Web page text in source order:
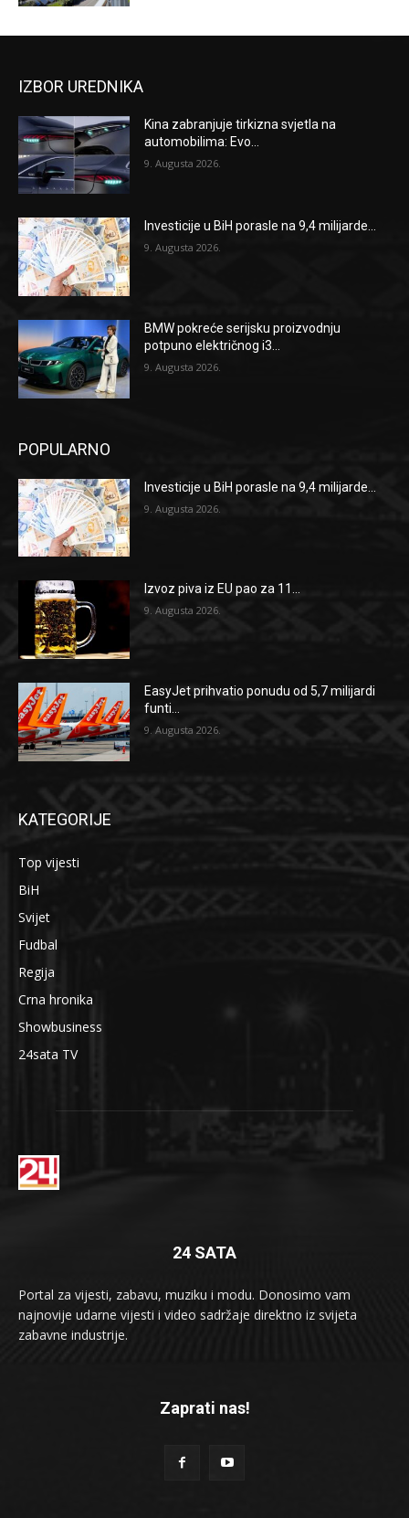
IZBOR UREDNIKA
Kina zabranjuje tirkizna svjetla na
automobilima: Evo...
9. Augusta 2026.
Investicije u BiH porasle na 9,4 milijarde...
9. Augusta 2026.
BMW pokreće serijsku proizvodnju
potpuno električnog i3...
9. Augusta 2026.
POPULARNO
Investicije u BiH porasle na 9,4 milijarde...
9. Augusta 2026.
Izvoz piva iz EU pao za 11...
9. Augusta 2026.
EasyJet prihvatio ponudu od 5,7 milijardi
funti...
9. Augusta 2026.
KATEGORIJE
Top vijesti
BiH
Svijet
Fudbal
Regija
Crna hronika
Showbusiness
24sata TV
24 SATA
Portal za vijesti, zabavu, muziku i modu. Donosimo vam
najnovije udarne vijesti i video sadržaje direktno iz svijeta
zabavne industrije.
Zaprati nas!